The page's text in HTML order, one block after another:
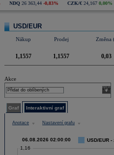
NDQ 26 363,44 -0,83% CZK/€ 24,167 0,00%
USD/EUR
Nákup Prodej Změna
1,1557 1,1557 0,03
Akce
select
Graf Interaktivní graf
Anotace Nastavení grafu
1,16
06.08.2026 02:00:00 USD/EUR